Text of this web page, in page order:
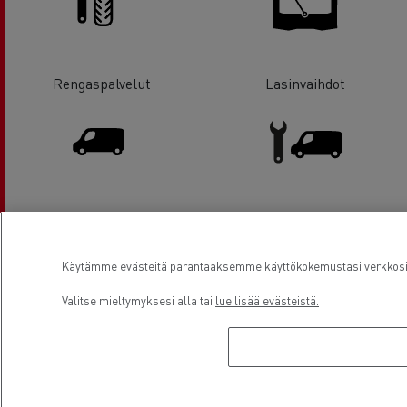
Rengaspalvelut Lasinvaihdot
Käytämme evästeitä parantaaksemme käyttökokemustasi
Valitse mieltymyksesi alla tai lue lisää evästeistä.